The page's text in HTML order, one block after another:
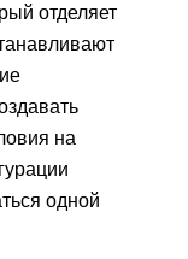
отделяет
на
одной